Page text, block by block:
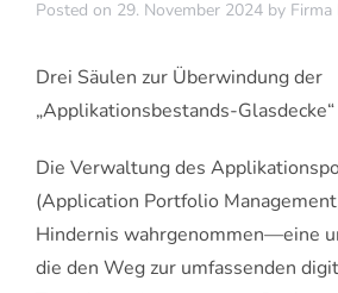
Posted on 29. November 2024 by
Drei Säulen zur Überwindung der
„Applikationsbestands-Glasdecke“
Die Verwaltung des
(Application Portfolio
Hindernis wahrgenommen—eine
die den Weg zur umfassenden